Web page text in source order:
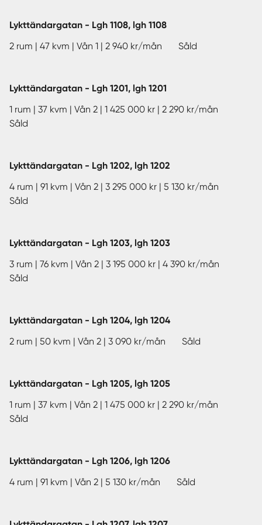
Lykttändargatan - Lgh 1108, lgh 1108
2 rum | 47 kvm | Vån 1 | 2 940 kr/mån Såld
Lykttändargatan - Lgh 1201, lgh 1201
1 rum | 37 kvm | Vån 2 | 1 425 000 kr | 2 290 kr/mån
Såld
Lykttändargatan - Lgh 1202, lgh 1202
4 rum | 91 kvm | Vån 2 | 3 295 000 kr | 5 130 kr/mån
Såld
Lykttändargatan - Lgh 1203, lgh 1203
3 rum | 76 kvm | Vån 2 | 3 195 000 kr | 4 390 kr/mån
Såld
Lykttändargatan - Lgh 1204, lgh 1204
2 rum | 50 kvm | Vån 2 | 3 090 kr/mån Såld
Lykttändargatan - Lgh 1205, lgh 1205
1 rum | 37 kvm | Vån 2 | 1 475 000 kr | 2 290 kr/mån
Såld
Lykttändargatan - Lgh 1206, lgh 1206
4 rum | 91 kvm | Vån 2 | 5 130 kr/mån Såld